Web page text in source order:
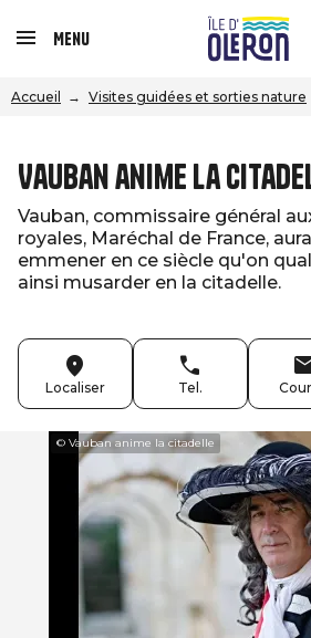
Menu
Accueil Visites guidées et sorties nature
Vauban anime la
Vauban, commissaire général
royales, Maréchal de France,
emmener en ce siècle qu'on
ainsi musarder en la citadelle.
Localiser Tel.
© Vauban anime la citadelle